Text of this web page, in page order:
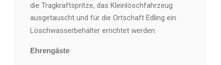
die Tragkraftspritze, das Kleinlöschfahrzeug
ausgetauscht und für die Ortschaft Edling ein
Löschwasserbehälter errichtet werden.
Ehrengäste